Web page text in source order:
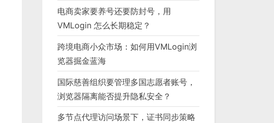
电商卖家要养号还要防封号，用
VMLogin 怎么长期稳定？
跨境电商小众市场：如何用VMLogin浏
览器掘金蓝海
国际慈善组织要管理多国志愿者账号，
浏览器隔离能否提升隐私安全？
多节点代理访问场景下，证书同步策略